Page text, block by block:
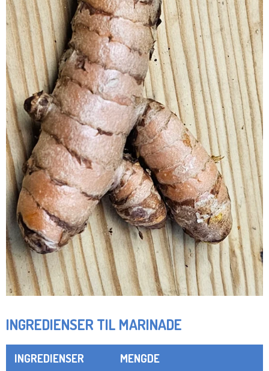
INGREDIENSER TIL MARINADE
INGREDIENSER MENGDE